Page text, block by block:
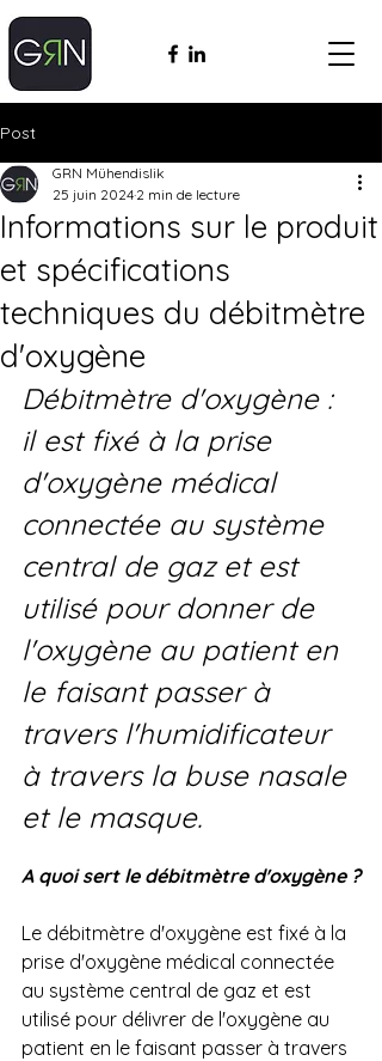
Post
Informations sur le produit
et spécifications
techniques du débitmètre
d'oxygène
GRN Mühendislik
25 juin 2024 2 min de lecture
Débitmètre d'oxygène :
il est fixé à la prise
d'oxygène médical
connectée au système
central de gaz et est
utilisé pour donner de
l'oxygène au patient en
le faisant passer à
travers l'humidificateur
à travers la buse nasale
et le masque.
A quoi sert le débitmètre d'oxygène ?
Le débitmètre d'oxygène est fixé à la
prise d'oxygène médical connectée
au système central de gaz et est
utilisé pour délivrer de l'oxygène au
patient en le faisant passer à travers